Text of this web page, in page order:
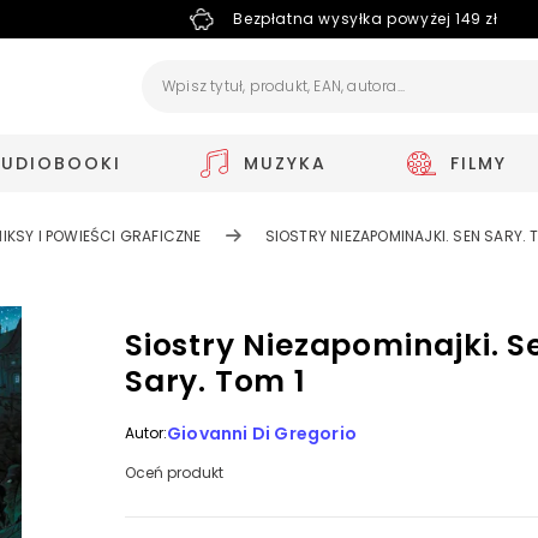
Bezpłatna wysyłka powyżej 149 zł
MUZYKA FILMY
I POWIEŚCI GRAFICZNE SIOSTRY NIEZAPOMINAJKI. SEN SARY.
Siostry Niezapominajki.
Sary. Tom 1
Autor:Giovanni Di Gregorio
Oceń produkt